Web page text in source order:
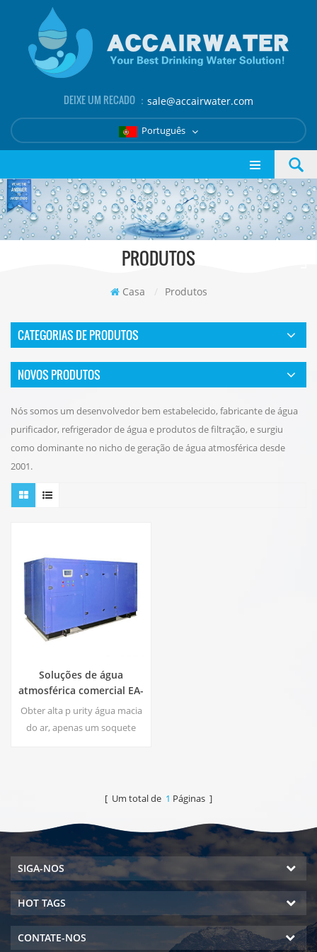
DEIXE UM RECADO ： sale@accairwater.com
Português
PRODUTOS
Casa / Produtos
CATEGORIAS DE PRODUTOS
NOVOS PRODUTOS
Nós somos um desenvolvedor bem estabelecido, fabricante de água
purificador, refrigerador de água e produtos de filtração, e surgiu
como dominante no nicho de geração de água atmosférica desde
2001.
Soluções de água
atmosférica comercial EA-
1000
Obter alta p urity água macia
do ar, apenas um soquete
água potável rico e segurança!
[ Um total de 1 Páginas ]
SIGA-NOS
HOT TAGS
CONTATE-NOS